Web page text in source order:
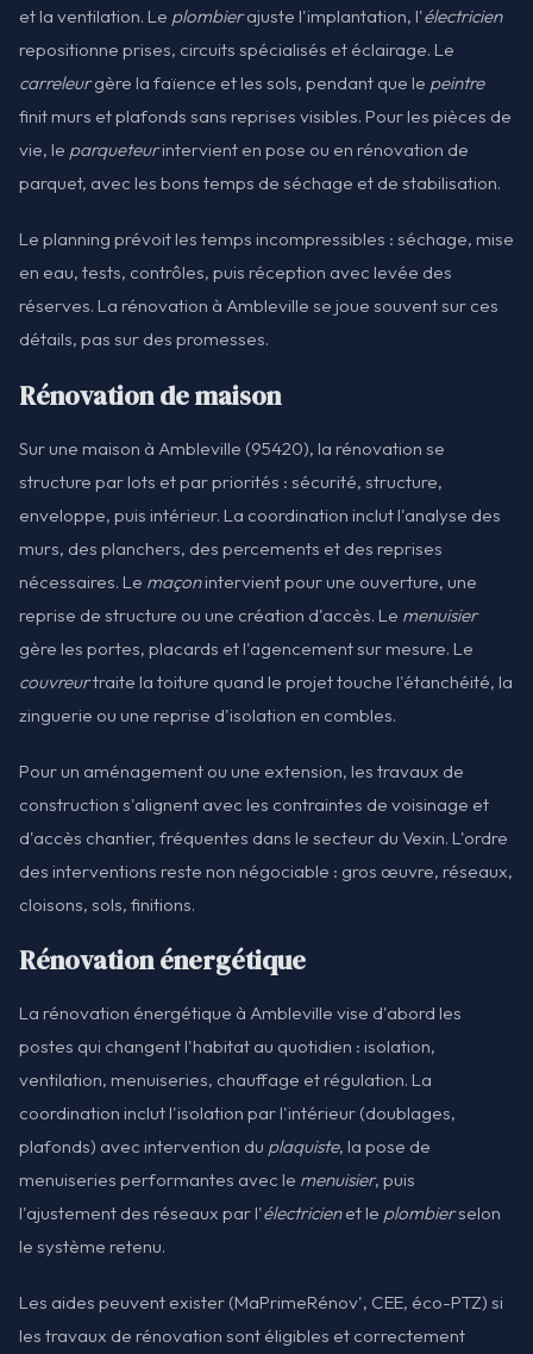
et la ventilation. Le plombierajuste l'implantation, l'électricien
repositionne prises, circuits spécialisés et éclairage. Le
carreleurgère la faïence et les sols, pendant que le peintre
finit murs et plafonds sans reprises visibles. Pour les pièces de
vie, le parqueteurintervient en pose ou en rénovation de
parquet, avec les bons temps de séchage et de stabilisation.
Le planning prévoit les temps incompressibles : séchage, mise
en eau, tests, contrôles, puis réception avec levée des
réserves. La rénovation à Ambleville se joue souvent sur ces
détails, pas sur des promesses.
Rénovation de maison
Sur une maison à Ambleville (95420), la rénovation se
structure par lots et par priorités : sécurité, structure,
enveloppe, puis intérieur. La coordination inclut l'analyse des
murs, des planchers, des percements et des reprises
nécessaires. Le maçonintervient pour une ouverture, une
reprise de structure ou une création d'accès. Le menuisier
gère les portes, placards et l'agencement sur mesure. Le
couvreurtraite la toiture quand le projet touche l'étanchéité, la
zinguerie ou une reprise d'isolation en combles.
Pour un aménagement ou une extension, les travaux de
construction s'alignent avec les contraintes de voisinage et
d'accès chantier, fréquentes dans le secteur du Vexin. L'ordre
des interventions reste non négociable : gros œuvre, réseaux,
cloisons, sols, finitions.
Rénovation énergétique
La rénovation énergétique à Ambleville vise d'abord les
postes qui changent l'habitat au quotidien : isolation,
ventilation, menuiseries, chauffage et régulation. La
coordination inclut l'isolation par l'intérieur (doublages,
plafonds) avec intervention du plaquiste, la pose de
menuiseries performantes avec le menuisier, puis
l'ajustement des réseaux par l'électricienet le plombierselon
le système retenu.
Les aides peuvent exister (MaPrimeRénov', CEE, éco-PTZ) si
les travaux de rénovation sont éligibles et correctement